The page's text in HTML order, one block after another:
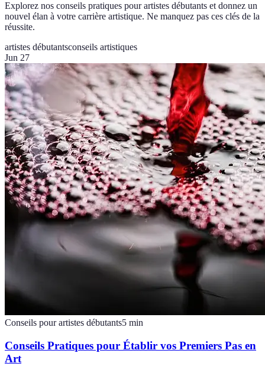
Explorez nos conseils pratiques pour artistes débutants et donnez un
nouvel élan à votre carrière artistique. Ne manquez pas ces clés de la
réussite.
artistes débutantsconseils artistiques
Jun 27
Conseils pour artistes débutants5 min
Conseils Pratiques pour Établir vos Premiers Pas en
Art